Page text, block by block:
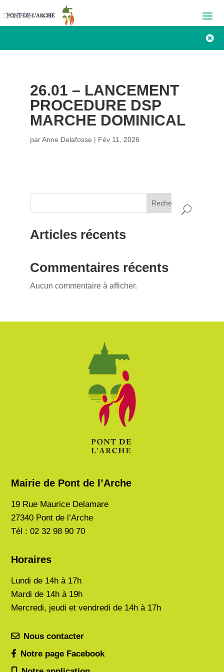

26.01 – LANCEMENT
PROCEDURE DSP
MARCHE DOMINICAL
parAnne Delafosse | Fév 11, 2026
Rechercher
Articles récents
Commentaires récents
Aucun commentaire à afficher.
Mairie de Pont de l’Arche
19 Rue Maurice Delamare
27340 Pont de l’Arche
Tél : 02 32 98 90 70
Horaires
Lundi de 14h à 17h
Mardi de 14h à 19h
Mercredi, jeudi et vendredi de 14h à 17h
Nous contacter
Notre page Facebook